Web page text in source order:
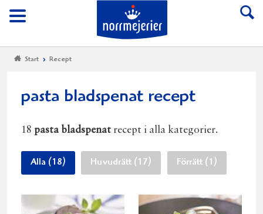
Meny
Till Norrmejerier
Start Recept
pasta bladspenat recept
18 pasta bladspenat recept i alla kategorier.
Alla (18) Huvudrätt (17) Förrätt (1)